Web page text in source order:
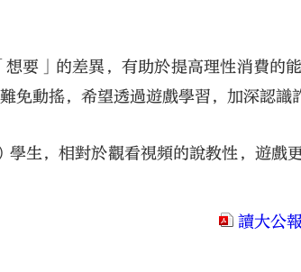
要」的差異，有助於提高理性消費的
免動搖，希望透過遊戲學習，加深認識
生，相對於觀看視頻的說教性，遊戲
讀大公